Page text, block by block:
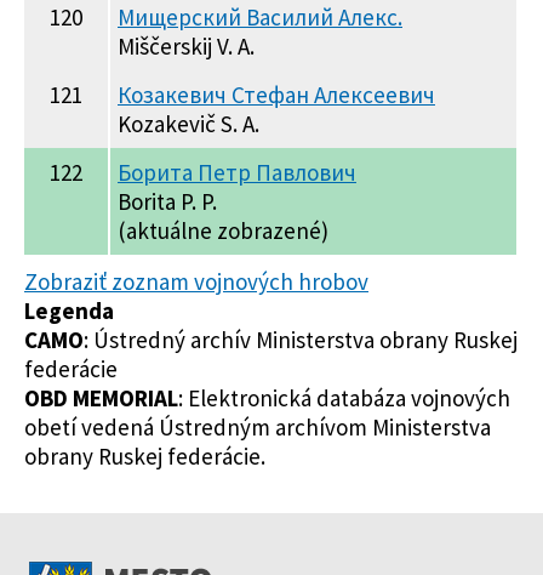
120
Мищерский Василий Алекс.
Miščerskij V. A.
121
Козакевич Стефан Алексеевич
Kozakevič S. A.
122
Борита Петр Павлович
Borita P. P.
(aktuálne zobrazené)
Zobraziť zoznam vojnových hrobov
Legenda
CAMO: Ústredný archív Ministerstva obrany Ruskej
federácie
OBD MEMORIAL: Elektronická databáza vojnových
obetí vedená Ústredným archívom Ministerstva
obrany Ruskej federácie.